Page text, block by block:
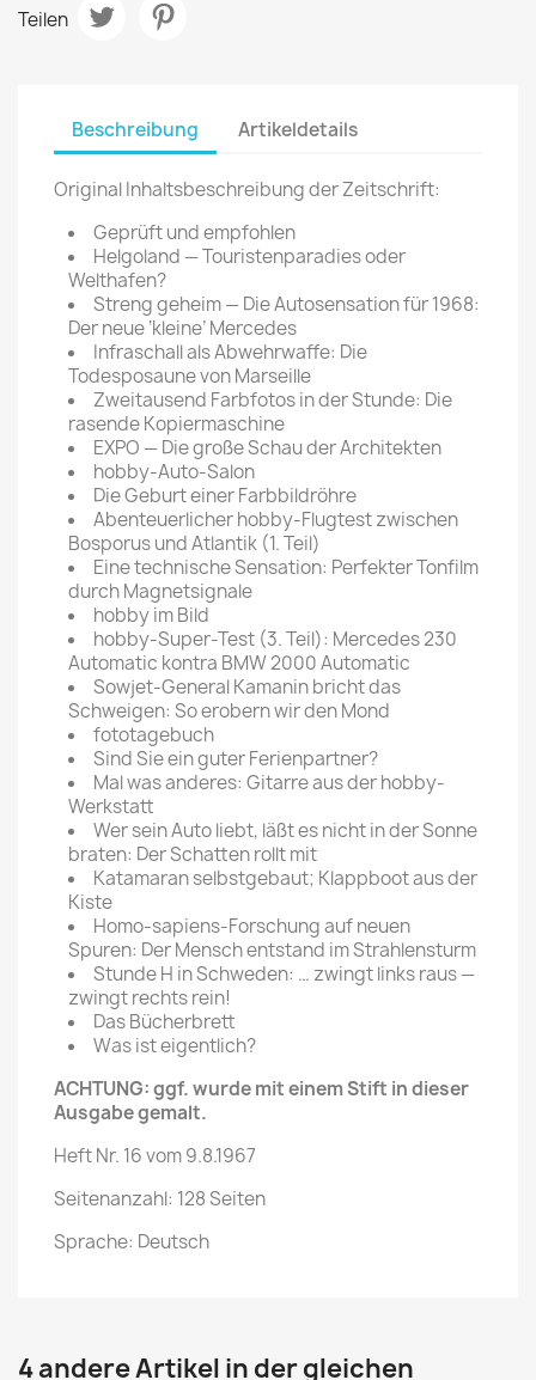
Teilen
Beschreibung Artikeldetails
Original Inhaltsbeschreibung der Zeitschrift:
Geprüft und empfohlen
Helgoland — Touristenparadies oder
Welthafen?
Streng geheim — Die Autosensation für 1968:
Der neue ‘kleine’ Mercedes
Infraschall als Abwehrwaffe: Die
Todesposaune von Marseille
Zweitausend Farbfotos in der Stunde: Die
rasende Kopiermaschine
EXPO — Die große Schau der Architekten
hobby-Auto-Salon
Die Geburt einer Farbbildröhre
Abenteuerlicher hobby-Flugtest zwischen
Bosporus und Atlantik (1. Teil)
Eine technische Sensation: Perfekter Tonfilm
durch Magnetsignale
hobby im Bild
hobby-Super-Test (3. Teil): Mercedes 230
Automatic kontra BMW 2000 Automatic
Sowjet-General Kamanin bricht das
Schweigen: So erobern wir den Mond
fototagebuch
Sind Sie ein guter Ferienpartner?
Mal was anderes: Gitarre aus der hobby-
Werkstatt
Wer sein Auto liebt, läßt es nicht in der Sonne
braten: Der Schatten rollt mit
Katamaran selbstgebaut; Klappboot aus der
Kiste
Homo-sapiens-Forschung auf neuen
Spuren: Der Mensch entstand im Strahlensturm
Stunde H in Schweden: … zwingt links raus —
zwingt rechts rein!
Das Bücherbrett
Was ist eigentlich?
ACHTUNG: ggf. wurde mit einem Stift in dieser
Ausgabe gemalt.
Heft Nr. 16 vom 9.8.1967
Seitenanzahl: 128 Seiten
Sprache: Deutsch
4 andere Artikel in der gleichen